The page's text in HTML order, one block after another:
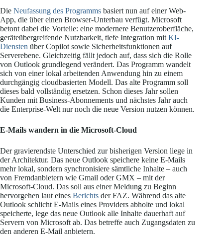
Die Neufassung des Programms basiert nun auf einer Web-
App, die über einen Browser-Unterbau verfügt. Microsoft
betont dabei die Vorteile: eine modernere Benutzeroberfläche,
geräteübergreifende Nutzbarkeit, tiefe Integration mit KI-
Diensten über Copilot sowie Sicherheitsfunktionen auf
Serverebene. Gleichzeitig fällt jedoch auf, dass sich die Rolle
von Outlook grundlegend verändert. Das Programm wandelt
sich von einer lokal arbeitenden Anwendung hin zu einem
durchgängig cloudbasierten Modell. Das alte Programm soll
dieses bald vollständig ersetzen. Schon dieses Jahr sollen
Kunden mit Business-Abonnements und nächstes Jahr auch
die Enterprise-Welt nur noch die neue Version nutzen können.
E-Mails wandern in die Microsoft-Cloud
Der gravierendste Unterschied zur bisherigen Version liege in
der Architektur. Das neue Outlook speichere keine E-Mails
mehr lokal, sondern synchronisiere sämtliche Inhalte – auch
von Fremdanbietern wie Gmail oder GMX – mit der
Microsoft-Cloud. Das soll aus einer Meldung zu Beginn
hervorgehen laut eines Berichts der FAZ. Während das alte
Outlook schlicht E-Mails eines Providers abholte und lokal
speicherte, lege das neue Outlook alle Inhalte dauerhaft auf
Servern von Microsoft ab. Das betreffe auch Zugangsdaten zu
den anderen E-Mail anbietern.